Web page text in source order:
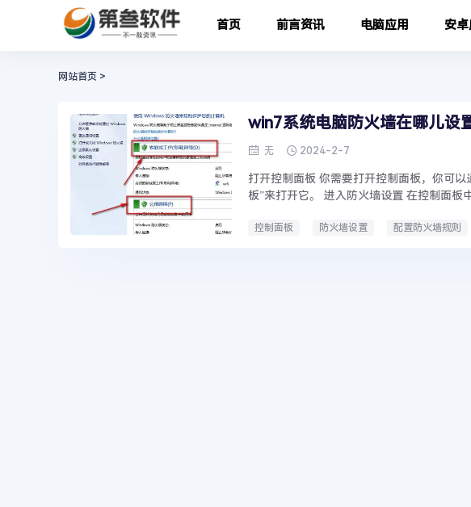
首页 前言资讯 电脑应用 安卓
网站首页 >
win7系统电脑防火墙在哪儿设
无 2024-2-7
打开控制面板 你需要打开控制面板，你可
板”来打开它。 进入防火墙设置 在控制面板
控制面板 防火墙设置 配置防火墙规则